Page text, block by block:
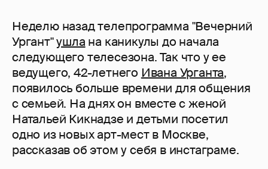
Неделю назад телепрограмма "Вечерний
Ургант"ушла на каникулы до начала
следующего телесезона. Так что у ее
ведущего, 42-летнего Ивана Урганта,
появилось больше времени для общения
с семьей. На днях он вместе с женой
Натальей Кикнадзе и детьми посетил
одно из новых арт-мест в Москве,
рассказав об этом у себя в инстаграме.